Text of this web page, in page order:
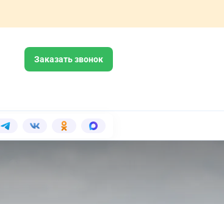
Заказать звонок